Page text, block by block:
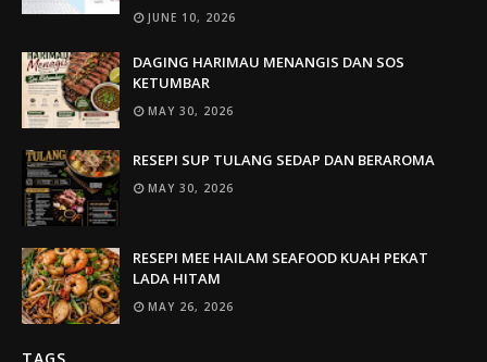
JUNE 10, 2026
DAGING HARIMAU MENANGIS DAN SOS
KETUMBAR
MAY 30, 2026
RESEPI SUP TULANG SEDAP DAN BERAROMA
MAY 30, 2026
RESEPI MEE HAILAM SEAFOOD KUAH PEKAT
LADA HITAM
MAY 26, 2026
TAGS